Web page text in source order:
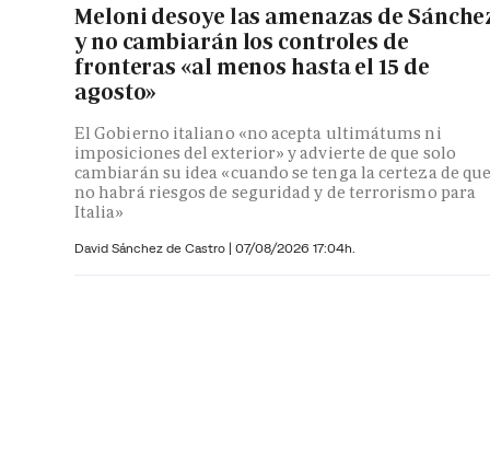
Meloni desoye las amenazas de
y no cambiarán los controles de
fronteras «al menos hasta el 15 de
agosto»
El Gobierno italiano «no acepta ultimátums ni
imposiciones del exterior» y advierte de que solo
cambiarán su idea «cuando se tenga la certeza de
no habrá riesgos de seguridad y de terrorismo para
Italia»
David Sánchez de Castro | 07/08/2026 17:04h.